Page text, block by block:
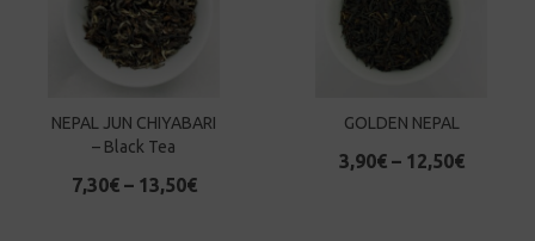
NEPAL JUN CHIYABARI
– Black Tea
7,30€– 13,50€
GOLDEN NEPAL
3,90€– 12,50€